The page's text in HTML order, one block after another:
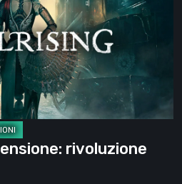
rivoluzione